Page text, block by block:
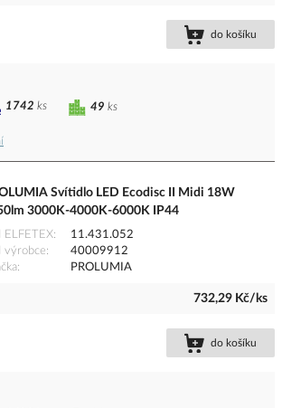
do košíku
49 ks
1742 ks
Svítidlo LED Ecodisc II Midi 18W
3000K-4000K-6000K IP44
ELFETEX
11.431.052
výrobce
40009912
PROLUMIA
732,29 Kč/ks
do košíku